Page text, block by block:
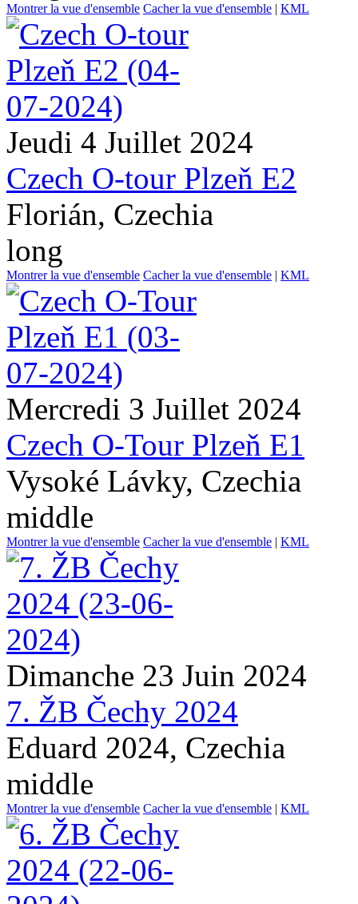
Montrer la vue d'ensemble Cacher la vue d'ensemble | KML
Jeudi 4 Juillet 2024
Czech O-tour Plzeň E2
Florián, Czechia
long
Montrer la vue d'ensemble Cacher la vue d'ensemble | KML
Mercredi 3 Juillet 2024
Czech O-Tour Plzeň E1
Vysoké Lávky, Czechia
middle
Montrer la vue d'ensemble Cacher la vue d'ensemble | KML
Dimanche 23 Juin 2024
7. ŽB Čechy 2024
Eduard 2024, Czechia
middle
Montrer la vue d'ensemble Cacher la vue d'ensemble | KML